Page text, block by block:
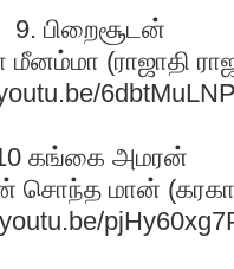
9. பிறைசூடன்
(ராஜாதி
கங்கை அமரன்
சொந்த மான்